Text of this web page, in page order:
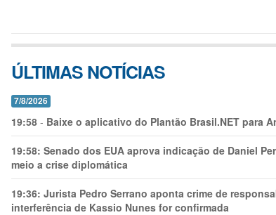
ÚLTIMAS NOTÍCIAS
7/8/2026
19:58 - Baixe o aplicativo do Plantão Brasil.NET para
19:58: Senado dos EUA aprova indicação de Daniel
meio a crise diplomática
19:36: Jurista Pedro Serrano aponta crime de
interferência de Kassio Nunes for confirmada